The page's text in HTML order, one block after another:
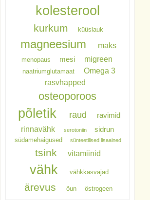
kolesterool
kurkum küüslauk
magneesium maks
menopaus mesi migreen
naatriumglutamaat
Omega 3
rasvhapped
osteoporoos
põletik raud ravimid
rinnavähk serotoniin sidrun
südamehaigused sünteetilised lisaained
tsink vitamiinid
vähk vähkkasvajad
ärevus õun östrogeen